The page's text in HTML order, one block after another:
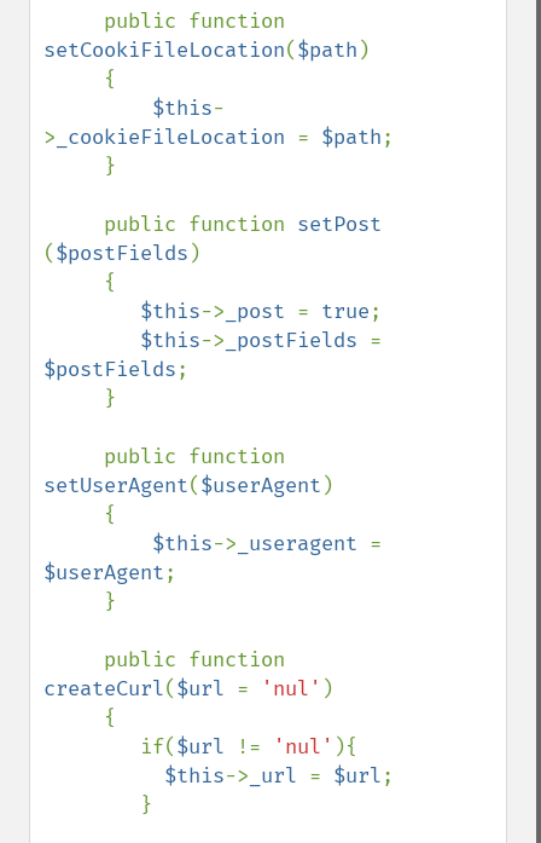
setCookiFileLocation($path )
$this-
> _cookieFileLocation = $path;
     public function
($postFields )
$this-> _post = true;
$this-> _postFields
$postFields;
setUserAgent($userAgent )
$this-> _useragent
$userAgent;
createCurl($url = 'nul' )
        if(
$url != 'nul' ){
$this-> _url = $url;